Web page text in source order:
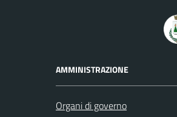
AMMINISTRAZIONE
Organi di governo